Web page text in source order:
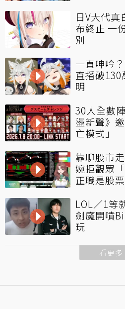
日V大代
布終止 一
別
一直呻吟
直播破130
明
30人全數
盪新聲》
亡模式」
靠聊股市
婉拒觀眾
正職是股
LOL／1等
劍魔開噴
玩
看更多